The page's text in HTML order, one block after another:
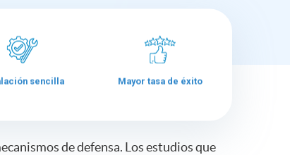
sencilla Mayor tasa de éxito
de defensa. Los estudios que